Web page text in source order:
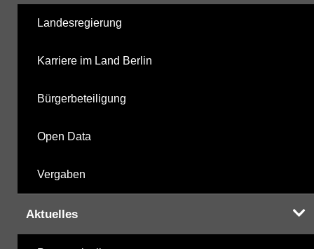
Landesregierung
Karriere im Land Berlin
Bürgerbeteiligung
Open Data
Vergaben
Aktuelles